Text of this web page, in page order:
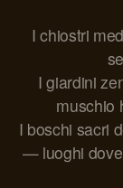
I chiostri
I giardini
muschio
I boschi sacri
— luoghi dove